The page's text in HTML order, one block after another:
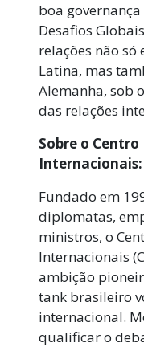
boa
Desafios
relações não só
Latina, mas
Alemanha, sob
das relações
Sobre o
Internacionais:
Fundado em
diplomatas,
ministros, o
Internacionais
ambição
tank brasileiro
internacional.
qualificar o